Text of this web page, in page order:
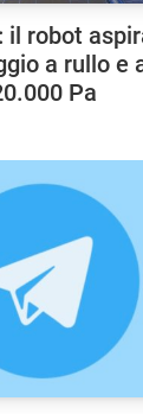
il robot
a rullo e
Pa